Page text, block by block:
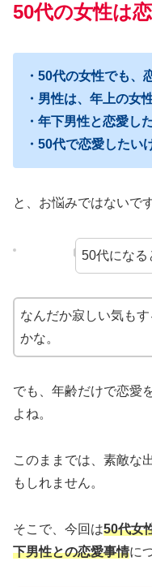
50代の女性は
・50代の女性でも、
・男性は、年上の女
・年下男性と恋愛し
・50代で恋愛した
と、お悩みではないで
50代になる
なんだか寂しい気も
かな。
でも、年齢だけで恋愛
よね。
このままでは、素敵な
もしれません。
そこで、今回は50代女
下男性との恋愛事情に